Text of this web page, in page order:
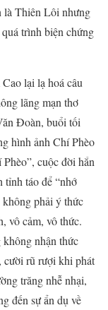
là Thiên Lôi nhưng
trình biện chứng
lại lạ hoá câu
lãng mạn thơ
Đoàn, buổi tối
hình ảnh Chí Phèo
cuộc đời hắn
tỉnh táo để “nhớ
phải ý thức
vô cảm, vô thức.
không nhận thức
cười rũ rượi khi phát
trăng nhễ nhại,
đến sự ẩn dụ về